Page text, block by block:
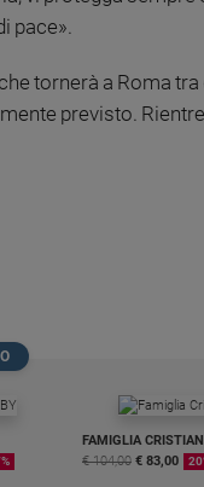
pace».
tornerà a Roma
previsto.
FAMIGLIA
€ 104,00 € 83,00